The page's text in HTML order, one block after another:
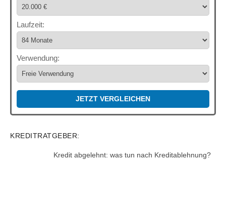
Laufzeit:
Verwendung:
JETZT VERGLEICHEN
KREDITRATGEBER:
Kredit abgelehnt: was tun nach Kreditablehnung?